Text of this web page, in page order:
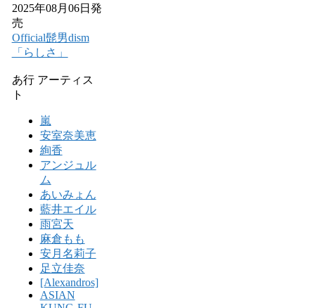
2025年08月06日発
売
Official髭男dism
「らしさ」
あ行 アーティス
ト
嵐
安室奈美恵
絢香
アンジュル
ム
あいみょん
藍井エイル
雨宮天
麻倉もも
安月名莉子
足立佳奈
[Alexandros]
ASIAN